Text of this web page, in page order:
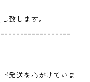
致します。
発送を心がけていま